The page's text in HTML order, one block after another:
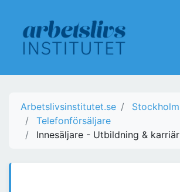
Arbetslivsinstitutet.se
Stockholm
Telefonförsäljare
Innesäljare - Utbildning & karriär